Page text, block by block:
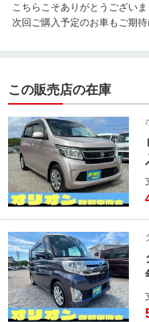
こちらこそありがとうござい
次回ご購入予定のお車もご期
この販売店の在庫